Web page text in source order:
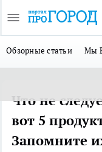
Обзорные статьи Мы
Что не
вот 5
Запомните